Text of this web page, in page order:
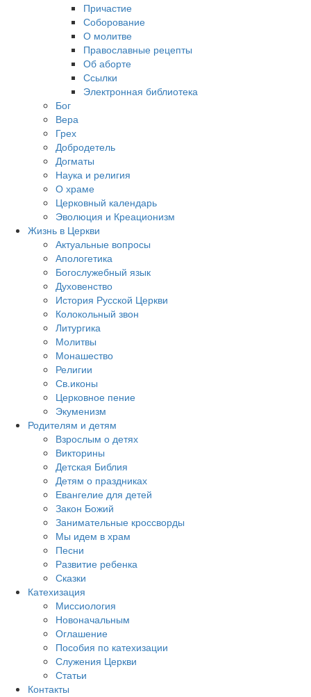
Причастие
Соборование
О молитве
Православные рецепты
Об аборте
Ссылки
Электронная библиотека
Бог
Вера
Грех
Добродетель
Догматы
Наука и религия
О храме
Церковный календарь
Эволюция и Креационизм
Жизнь в Церкви
Актуальные вопросы
Апологетика
Богослужебный язык
Духовенство
История Русской Церкви
Колокольный звон
Литургика
Молитвы
Монашество
Религии
Св.иконы
Церковное пение
Экуменизм
Родителям и детям
Взрослым о детях
Викторины
Детская Библия
Детям о праздниках
Евангелие для детей
Закон Божий
Занимательные кроссворды
Мы идем в храм
Песни
Развитие ребенка
Сказки
Катехизация
Миссиология
Новоначальным
Оглашение
Пособия по катехизации
Служения Церкви
Статьи
Контакты